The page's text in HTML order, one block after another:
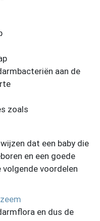
aan de
zoals
dat een baby die
en een goede
voordelen
en dus de